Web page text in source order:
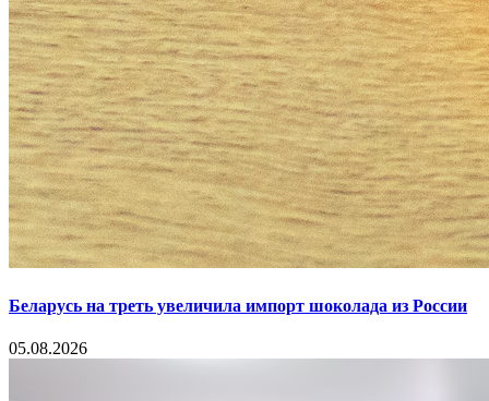
Беларусь на треть увеличила импорт шоколада из России
05.08.2026